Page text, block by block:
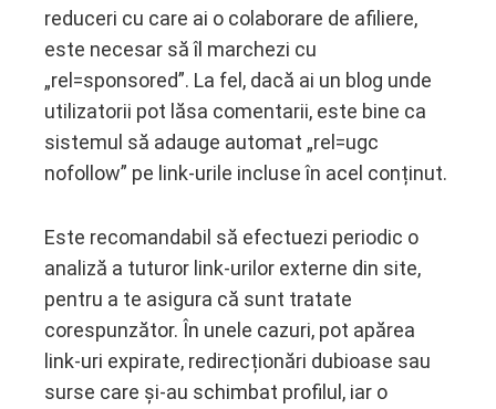
reduceri cu care ai o colaborare de afiliere,
este necesar să îl marchezi cu
„rel=sponsored”. La fel, dacă ai un blog unde
utilizatorii pot lăsa comentarii, este bine ca
sistemul să adauge automat „rel=ugc
nofollow” pe link-urile incluse în acel conținut.
Este recomandabil să efectuezi periodic o
analiză a tuturor link-urilor externe din site,
pentru a te asigura că sunt tratate
corespunzător. În unele cazuri, pot apărea
link-uri expirate, redirecționări dubioase sau
surse care și-au schimbat profilul, iar o